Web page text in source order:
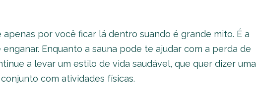
apenas por você ficar lá dentro suando é grande mito. É a
Enquanto a sauna pode te ajudar com a perda de
a levar um estilo de vida saudável, que quer dizer uma
com atividades físicas.